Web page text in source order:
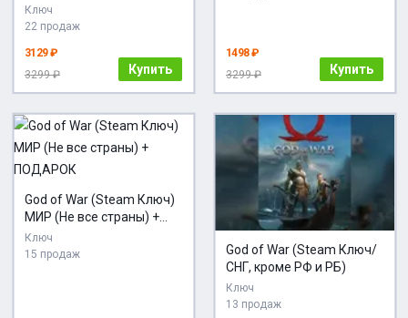
Ключ
22 продаж
3129 ₽
3299 ₽
Купить
1498 ₽
3299 ₽
Купить
God of War (Steam Ключ)
МИР (Не все страны) +
ПОДАРОК
Ключ
15 продаж
God of War (Steam Ключ/
СНГ, кроме РФ и РБ)
Ключ
13 продаж